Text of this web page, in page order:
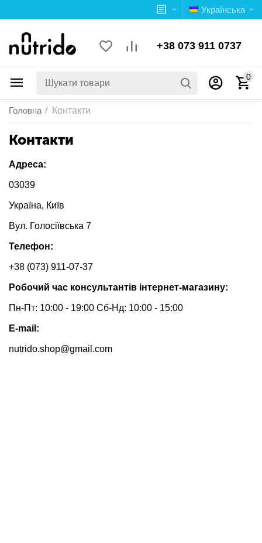
Українська
+38 073 911 0737
0
Головна / Контакти
Контакти
Адреса:
03039
Україна, Київ
Вул. Голосіївська 7
Телефон:
+38 (073) 911-07-37
Робочий час консультантів інтернет-магазину:
Пн-Пт: 10:00 - 19:00 Сб-Нд: 10:00 - 15:00
E-mail:
nutrido.shop@gmail.com